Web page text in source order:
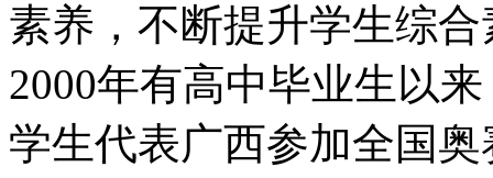
素养，不断提升学生综
2000年有高中毕业生以
学生代表广西参加全国